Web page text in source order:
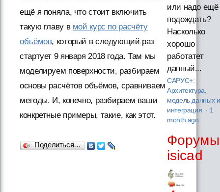
ещё я поняла, что стоит включить
такую главу в мой курс по расчёту
объёмов, который в следующий раз
стартует 9 января 2018 года. Там мы
моделируем поверхности, разбираем
основы расчётов объёмов, сравниваем
методы. И, конечно, разбираем ваши
конкретные примеры, такие, как этот.
Поделиться…
или надо ещё
подождать?
Насколько
хорошо
работатет
данный...
САРУС+:
Архитектура,
модель данных и
интеграция · 1
month ago
Форумы
isicad